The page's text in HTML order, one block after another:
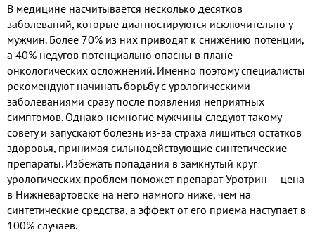
В медицине насчитывается несколько десятков
заболеваний, которые диагностируются исключительно у
мужчин. Более 70% из них приводят к снижению потенции,
а 40% недугов потенциально опасны в плане
онкологических осложнений. Именно поэтому специалисты
рекомендуют начинать борьбу с урологическими
заболеваниями сразу после появления неприятных
симптомов. Однако немногие мужчины следуют такому
совету и запускают болезнь из-за страха лишиться остатков
здоровья, принимая сильнодействующие синтетические
препараты. Избежать попадания в замкнутый круг
урологических проблем поможет препарат Уротрин — цена
в Нижневартовске на него намного ниже, чем на
синтетические средства, а эффект от его приема наступает в
100% случаев.